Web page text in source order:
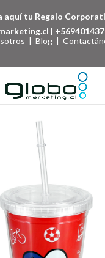
aquí tu Regalo
|
| Blog |